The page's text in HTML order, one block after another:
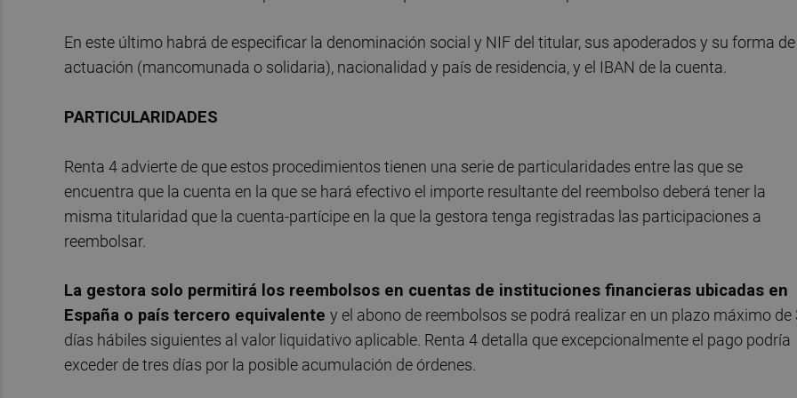
En este último habrá de especificar la denominación social y NIF del titular, sus apoderados y su forma de
actuación (mancomunada o solidaria), nacionalidad y país de residencia, y el IBAN de la cuenta.
PARTICULARIDADES
Renta 4 advierte de que estos procedimientos tienen una serie de particularidades entre las que se
encuentra que la cuenta en la que se hará efectivo el importe resultante del reembolso deberá tener la
misma titularidad que la cuenta-partícipe en la que la gestora tenga registradas las participaciones a
reembolsar.
La gestora solo permitirá los reembolsos en cuentas de instituciones financieras ubicadas en
España o país tercero equivalente y el abono de reembolsos se podrá realizar en un plazo máximo de
días hábiles siguientes al valor liquidativo aplicable. Renta 4 detalla que excepcionalmente el pago podría
exceder de tres días por la posible acumulación de órdenes.